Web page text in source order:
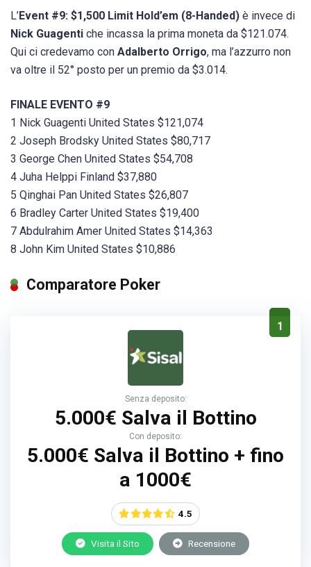
L’Event #9: $1,500 Limit Hold’em (8-Handed) è invece di
Nick Guagenti che incassa la prima moneta da $121.074.
Qui ci credevamo con Adalberto Orrigo, ma l’azzurro non
va oltre il 52° posto per un premio da $3.014.
FINALE EVENTO #9
1 Nick Guagenti United States $121,074
2 Joseph Brodsky United States $80,717
3 George Chen United States $54,708
4 Juha Helppi Finland $37,880
5 Qinghai Pan United States $26,807
6 Bradley Carter United States $19,400
7 Abdulrahim Amer United States $14,363
8 John Kim United States $10,886
Comparatore Poker
1
Senza deposito:
5.000€ Salva il Bottino
Con deposito:
5.000€ Salva il Bottino + fino
a 1000€
4.5
Visita il Sito Recensione